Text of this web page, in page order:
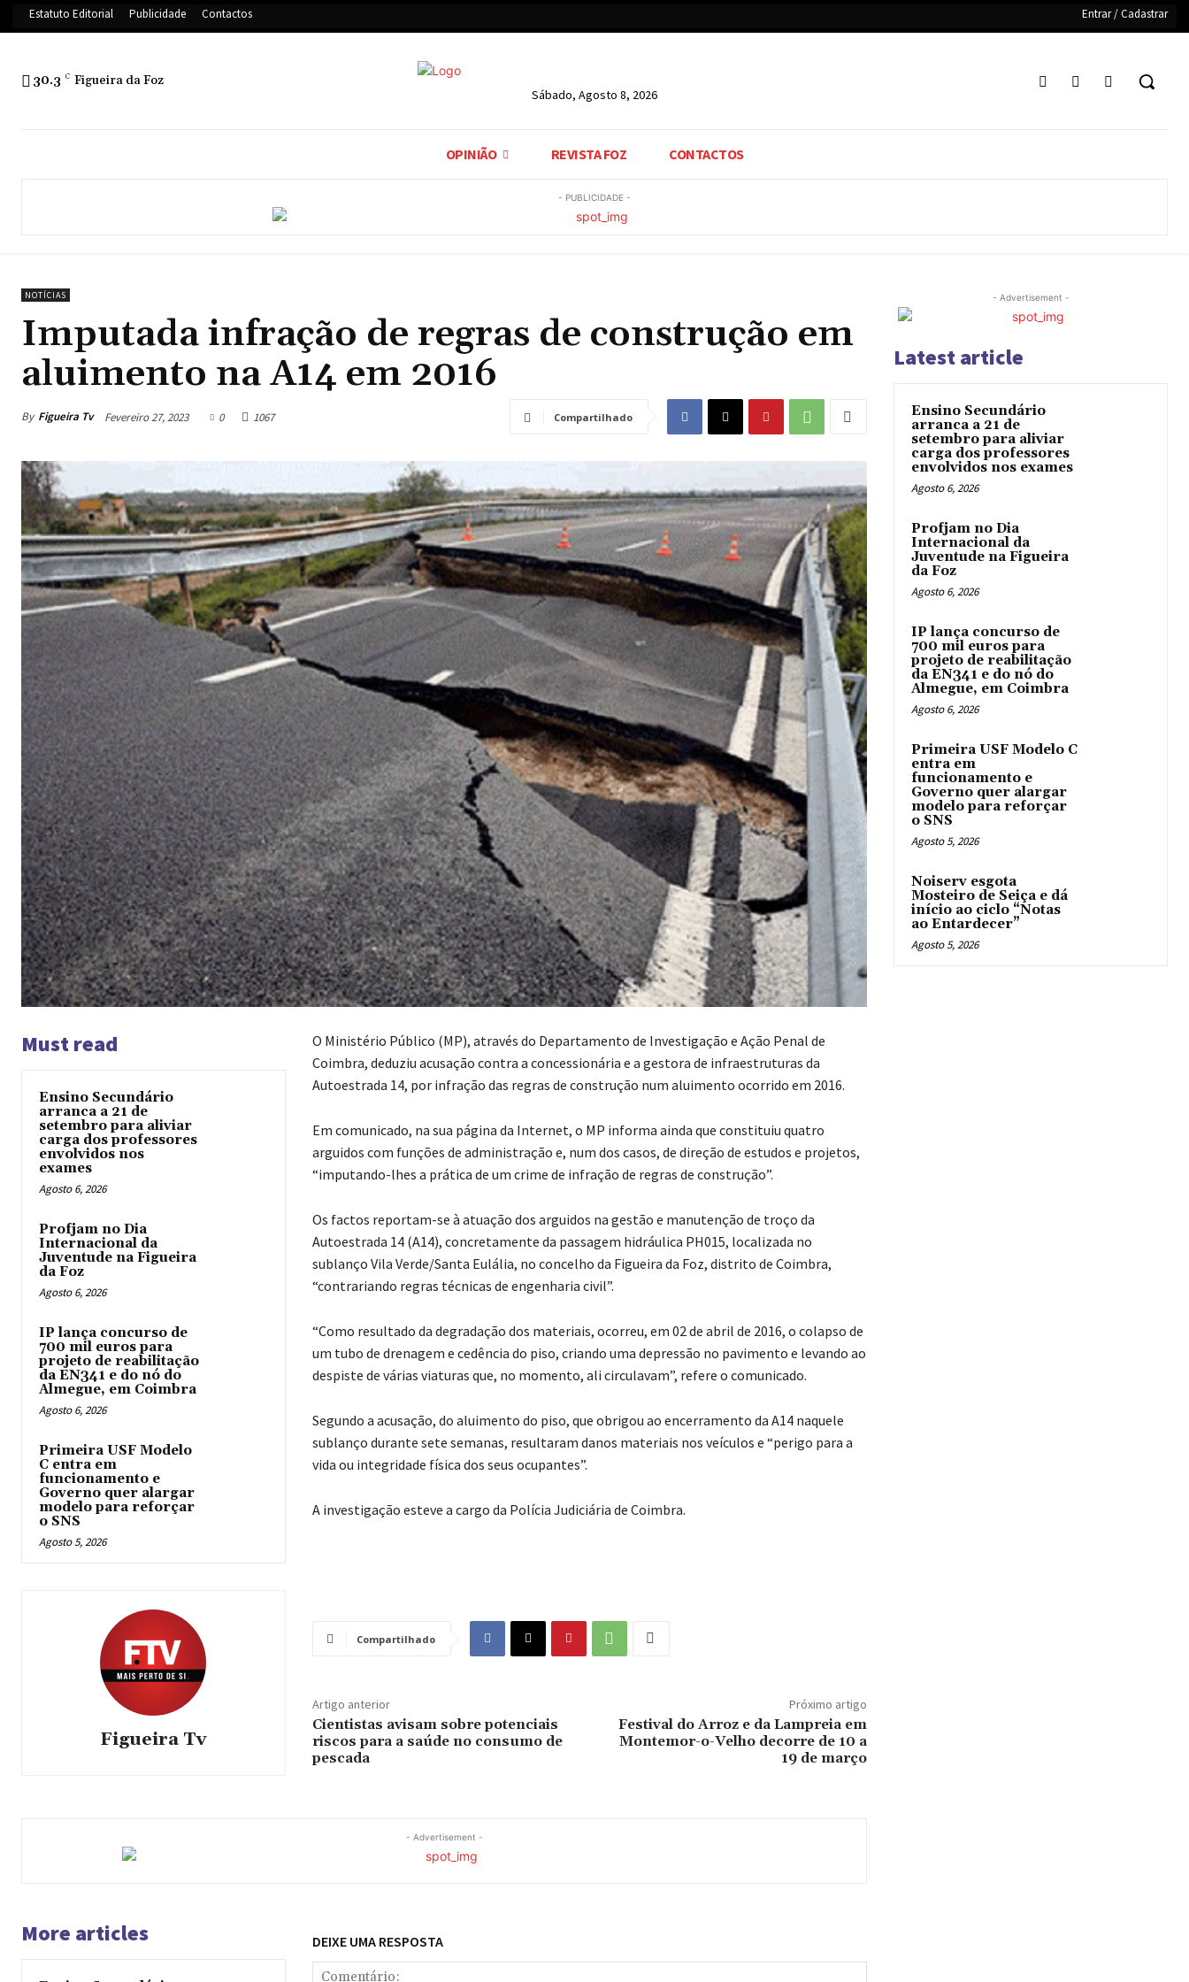
Estatuto Editorial Publicidade Contactos Entrar / Cadastrar
30.3 C Figueira da Foz
Sábado, Agosto 8, 2026
OPINIÃO REVISTA FOZ CONTACTOS
- PUBLICIDADE -
NOTÍCIAS
Imputada infração de regras de construção em
aluimento na A14 em 2016
By Figueira Tv Fevereiro 27, 2023 0 1067 Compartilhado
Must read
Ensino Secundário
arranca a 21 de
setembro para aliviar
carga dos professores
envolvidos nos
exames
Agosto 6, 2026
Profjam no Dia
Internacional da
Juventude na Figueira
da Foz
Agosto 6, 2026
IP lança concurso de
700 mil euros para
projeto de reabilitação
da EN341 e do nó do
Almegue, em Coimbra
Agosto 6, 2026
Primeira USF Modelo
C entra em
funcionamento e
Governo quer alargar
modelo para reforçar
o SNS
Agosto 5, 2026
Figueira Tv
O Ministério Público (MP), através do Departamento de Investigação e Ação Penal de
Coimbra, deduziu acusação contra a concessionária e a gestora de infraestruturas da
Autoestrada 14, por infração das regras de construção num aluimento ocorrido em 2016.
Em comunicado, na sua página da Internet, o MP informa ainda que constituiu quatro
arguidos com funções de administração e, num dos casos, de direção de estudos e projetos,
“imputando-lhes a prática de um crime de infração de regras de construção”.
Os factos reportam-se à atuação dos arguidos na gestão e manutenção de troço da
Autoestrada 14 (A14), concretamente da passagem hidráulica PH015, localizada no
sublanço Vila Verde/Santa Eulália, no concelho da Figueira da Foz, distrito de Coimbra,
“contrariando regras técnicas de engenharia civil”.
“Como resultado da degradação dos materiais, ocorreu, em 02 de abril de 2016, o colapso de
um tubo de drenagem e cedência do piso, criando uma depressão no pavimento e levando ao
despiste de várias viaturas que, no momento, ali circulavam”, refere o comunicado.
Segundo a acusação, do aluimento do piso, que obrigou ao encerramento da A14 naquele
sublanço durante sete semanas, resultaram danos materiais nos veículos e “perigo para a
vida ou integridade física dos seus ocupantes”.
A investigação esteve a cargo da Polícia Judiciária de Coimbra.
Compartilhado
Artigo anterior
Cientistas avisam sobre potenciais
riscos para a saúde no consumo de
pescada
Próximo artigo
Festival do Arroz e da Lampreia em
Montemor-o-Velho decorre de 10 a
19 de março
- Advertisement -
More articles DEIXE UMA RESPOSTA
- Advertisement -
Latest article
Ensino Secundário
arranca a 21 de
setembro para aliviar
carga dos professores
envolvidos nos exames
Agosto 6, 2026
Profjam no Dia
Internacional da
Juventude na Figueira
da Foz
Agosto 6, 2026
IP lança concurso de
700 mil euros para
projeto de reabilitação
da EN341 e do nó do
Almegue, em Coimbra
Agosto 6, 2026
Primeira USF Modelo C
entra em
funcionamento e
Governo quer alargar
modelo para reforçar
o SNS
Agosto 5, 2026
Noiserv esgota
Mosteiro de Seiça e dá
início ao ciclo “Notas
ao Entardecer”
Agosto 5, 2026